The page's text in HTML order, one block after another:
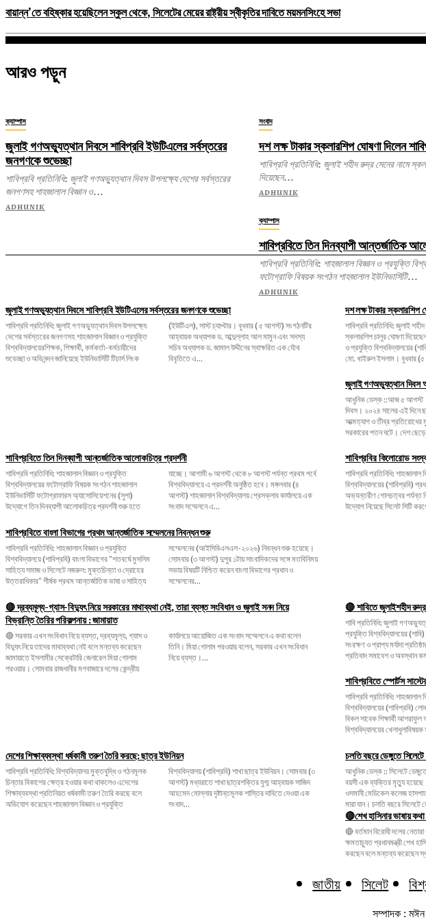
বায়ান্ন’তে বহিষ্কার হয়েছিলেন স্কুল থেকে, সিলেটের মেয়ের রাষ্ট্রীয় স্বীকৃতির দাবিতে ময়মনসিংহে সভা
আরও পড়ুন
ক্যাম্পাস
জুলাই গণঅভ্যুত্থান দিবসে শাবিপ্রবি ইউটিএলের সর্বস্তরের
জনগণকে শুভেচ্ছা
শাবিপ্রবি প্রতিনিধি: জুলাই গণঅভ্যুত্থান দিবস উপলক্ষ্যে দেশের সর্বস্তরের
জনগণসহ শাহজালাল বিজ্ঞান ও...
ADHUNIK
সংবাদ
দশ লক্ষ টাকার স্কলারশিপ ঘোষণা দিলেন
শাবিপ্রবি প্রতিনিধি: জুলাই শহীদ রুদ্র সেনের নামে স্কলারশিপ চালুর ঘোষণা
দিয়েছেন...
ADHUNIK
ক্যাম্পাস
শাবিপ্রবিতে তিন দিনব্যাপী আন্তর্জাতিক
শাবিপ্রবি প্রতিনিধি: শাহজালাল বিজ্ঞান ও প্রযুক্তি বিশ্ববিদ্যালয়ের
ফটোগ্রাফি বিষয়ক সংগঠন শাহজালাল ইউনিভার্সিটি...
ADHUNIK
জুলাই গণঅভ্যুত্থান দিবসে শাবিপ্রবি ইউটিএলের সর্বস্তরের জনগণকে শুভেচ্ছা
শাবিপ্রবি প্রতিনিধি: জুলাই গণঅভ্যুত্থান দিবস উপলক্ষ্যে
দেশের সর্বস্তরের জনগণসহ শাহজালাল বিজ্ঞান ও প্রযুক্তি
বিশ্ববিদ্যালয়েরশিক্ষক, শিক্ষার্থী, কর্মকর্তা-কর্মচারীদের
শুভেচ্ছা ও অভিনন্দন জানিয়েছে ইউনিভার্সিটি টিচার্স লিংক
(ইউটিএল), সাস্ট চ্যাপ্টার। বুধবার ( ৫ আগস্ট) সংগঠনটির
আহ্বায়ক অধ্যাপক ড. আব্দুল্লাহ আল মামুন এবং সদস্য
সচিব অধ্যাপক ড. জামাল উদ্দীনের স্বাক্ষরিত এক যৌথ
বিবৃতিতে এ...
দশ লক্ষ টাকার স্কলারশিপ
শাবিপ্রবি প্রতিনিধি: জুলাই শহীদ রুদ্র সেনের নামে
স্কলারশিপ চালুর ঘোষণা
ও প্রযুক্তি বিশ্ববিদ্যালয়ের
মো. খাইরুল ইসলাম। বুধবার (৫ আগস্ট) দুপুরে
বিশ্ববিদ্যালয়ের কেন্দ্রীয় মিলনায়তনে জুলাই গণঅভ্যুত্থান
দিবসের আলোচনা সভায় অংশ
জুলাই গণঅভ্যুত্থান
আধুনিক ডেস্ক ::আজ ৫
দিবস। ২০২৪ সালের এই দিনে
আত্মত্যাগ ও তীব্র প্রতিরোধের
সরকারের পতন ঘটে। দেশ ছেড়ে
প্রধানমন্ত্রী শেখ হাসিনা। এর
কর্তৃত্ববাদী শাসনের অবসান
শাবিপ্রবিতে তিন দিনব্যাপী আন্তর্জাতিক আলোকচিত্র প্রদর্শনী
শাবিপ্রবি প্রতিনিধি: শাহজালাল বিজ্ঞান ও প্রযুক্তি
বিশ্ববিদ্যালয়ের ফটোগ্রাফি বিষয়ক সংগঠন শাহজালাল
ইউনিভার্সিটি ফটোগ্রাফারস অ্যাসোসিয়েশনের (সুপা)
উদ্যোগে তিন দিনব্যাপী আলোকচিত্র প্রদর্শনী শুরু হতে
যাচ্ছে। আগামী ৬ আগস্ট থেকে ৮ আগস্ট পর্যন্ত প্রথম পর্বে
বিশ্ববিদ্যালয়ে এ প্রদর্শনী অনুষ্ঠিত হবে। মঙ্গলবার (৪
আগস্ট) শাহজালাল বিশ্ববিদ্যালয় প্রেসক্লাব কার্যালয়ে এক
সংবাদ সম্মেলনে এ...
শাবিপ্রবির কিলোরোড
শাবিপ্রবি প্রতিনিধি: শাহজালাল বিজ্ঞান ও প্রযুক্তি
বিশ্ববিদ্যালয়ের (শাবিপ্রবি)
অভ্যন্তরীণ গোলচত্বর পর্যন্ত
উদ্যোগ নিয়েছে সিলেট সিটি
লক্ষ্যে আরসিসি ঢালাই কাজের জন্য টেন্ডার আহ্বান করা
হয়েছে। রবিবার (২
ওয়েবসাইটে এক ই-টেন্ডার নোটিশের
শাবিপ্রবিতে বাংলা বিভাগের প্রথম আন্তর্জাতিক সম্মেলনের নিবন্ধন শুরু
শাবিপ্রবি প্রতিনিধি: শাহজালাল বিজ্ঞান ও প্রযুক্তি
বিশ্ববিদ্যালয়ে (শাবিপ্রবি) বাংলা বিভাগের "শতবর্ষে মুসলিম
সাহিত্য সমাজ ও সিলেটে নজরুল: মুক্তচিন্তা ও দ্রোহের
উত্তরাধিকার" শীর্ষক প্রথম আন্তর্জাতিক ভাষা ও সাহিত্য
সম্মেলনের (আইসিবিএলএল-২০২৬) নিবন্ধন শুরু হয়েছে।
সোমবার (৩ আগস্ট) দুপুর ১টায় সাংবাদিকদের সঙ্গে মতবিনিময়
সভায় বিষয়টি নিশ্চিত করেন বাংলা বিভাগের প্রধান ও
সম্মেলনের...
🔴 দ্রব্যমূল্য-গ্যাস-বিদ্যুৎ নিয়ে সরকারের মাথাব্যথা নেই, তারা ব্যস্ত সংবিধান ও জুলাই সনদ নিয়ে
বিভ্রান্তি তৈরির পরিকল্পনায় : জামায়াত
🔴 সরকার এখন সংবিধান নিয়ে ব্যস্ত, দ্রব্যমূল্য, গ্যাস ও
বিদ্যুৎ নিয়ে তাদের মাথাব্যথা নেই বলে মন্তব্য করেছেন
জামায়াতে ইসলামীর সেক্রেটারি জেনারেল মিয়া গোলাম
পরওয়ার। সোমবার রাজধানীর মগবাজারে দলের কেন্দ্রীয়
কার্যালয়ে আয়োজিত এক সংবাদ সম্মেলনে এ কথা বলেন
তিনি। মিয়া গোলাম পরওয়ার বলেন, সরকার এখন সংবিধান
নিয়ে ব্যস্ত।...
🔴 শাবিতে জুলাইশহীদ রুদ্র
শাবি প্রতিনিধি: জুলাই গণঅভ্যুত্থানে শাহজালাল বিজ্ঞান ও
প্রযুক্তি বিশ্ববিদ্যালয়ের
সংরক্ষণ ও প্রাপ্য মর্যাদা
প্রতিবাদ সমাবেশ ও অবস্থান
শিক্ষার্থীরা। রোববার (৩ আগস্ট) দুপুর ১টায় বিশ্ববিদ্যালয়ের
গোলচত্বরে এ কর্মসূচি পালন
শাবিপ্রবিতে স্পোর্টস
শাবিপ্রবি প্রতিনিধি: শাহজালাল বিজ্ঞান ও প্রযুক্তি
বিশ্ববিদ্যালয়ের (শাবিপ্রবি)
বিকল সাবেক শিক্ষার্থী
বিশ্ববিদ্যালয়ের
আয়োজন করতে যাচ্ছে একটি চ্যারিটি ফুটবল টুর্নামেন্ট।
টুর্নামেন্ট উপলক্ষে
টেন্টে শুরু হয়েছে দল নিবন্ধন
দেশের শিক্ষাব্যবস্থা ধর্ষকামী তরুণ তৈরি করছে: ছাত্র ইউনিয়ন
শাবিপ্রবি প্রতিনিধি: বিশ্ববিদ্যালয় মুক্তবুদ্ধি ও গঠনমূলক
চিন্তার বিকাশের ক্ষেত্র হওয়ার কথা থাকলেও এদেশের
শিক্ষাব্যবস্থা প্রতিনিয়ত ধর্ষকামী তরুণ তৈরি করছে বলে
অভিযোগ করেছেন শাহজালাল বিজ্ঞান ও প্রযুক্তি
বিশ্ববিদ্যালয় (শাবিপ্রবি) শাখা ছাত্র ইউনিয়ন। সোমবার (৩
আগস্ট) মধ্যরাতে শাখা ছাত্রশক্তির যুগ্ম আহ্বায়ক সাজিদ
আহমেদ মোল্লার দৃষ্টান্তমূলক শাস্তির দাবিতে দেওয়া এক
সংবাদ...
চলতি বছরে ডেঙ্গুতে
আধুনিক ডেস্ক :: সিলেটে ডেঙ্গুতে আক্রান্ত হয়ে ৫৪ বছর
বয়সী এক ব্যক্তির মৃত্যু
ওসমানী মেডিকেল কলেজ
মারা যান। চলতি বছরে
ঘটনা। তবে সংশ্লিষ্টরা বলছেন, এ নিয়ে আতঙ্কিত হওয়ার
কোনো কারণ নেই। স্বাস্থ্য
🔴শেখ হাসিনার ভাষায়
🔴 বর্তমান বিরোধী দলের
ক্ষমতাচ্যুত প্রধানমন্ত্রী শেখ
করছেন বলে মন্তব্য করেছেন
ফখরুল ইসলাম আলমগীর। এ প্রসঙ্গে
১৯৯৬ সালে শেখ হাসিনা যেভাবে
জাতীয় সিলেট
সম্পাদক : মঈন